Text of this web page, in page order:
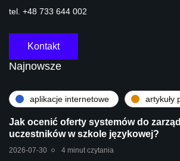
tel. +48 733 644 002
Kontakt
Najnowsze
aplikacje internetowe artykuły
Jak ocenić oferty systemów do
uczestników w szkole językowej?
2026-07-30 4 minut czytania